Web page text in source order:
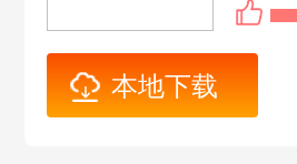
本地下载